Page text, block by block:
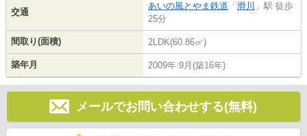
交通
あいの風とやま鉄道 「 滑川 」駅 徒歩
25分
間取り(面積) 2LDK(60.86㎡)
築年月 2009年 9月(築16年)
メールでお問い合わせする(無料)